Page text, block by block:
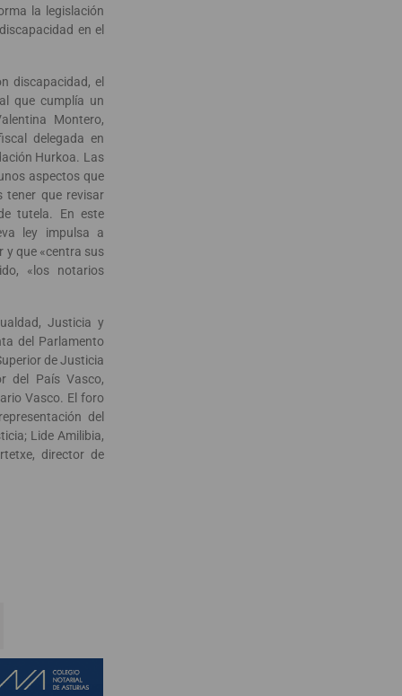
la legislación
en el
discapacidad, el
que cumplía un
Montero,
delegada en
Hurkoa. Las
aspectos que
tener que revisar
tutela. En este
ley impulsa a
y que «centra sus
«los notarios
Justicia y
del Parlamento
de Justicia
del País Vasco,
Vasco. El foro
del
Lide Amilibia,
director de